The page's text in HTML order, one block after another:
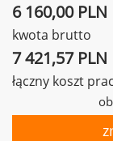
6 160,00 PLN
kwota brutto
7 421,57 PLN
łączny koszt